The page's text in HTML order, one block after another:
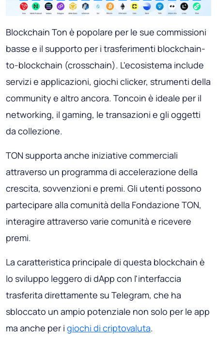
Blockchain Ton è popolare per le sue commissioni
basse e il supporto per i trasferimenti blockchain-
to-blockchain (crosschain). L'ecosistema include
servizi e applicazioni, giochi clicker, strumenti della
community e altro ancora. Toncoin è ideale per il
networking, il gaming, le transazioni e gli oggetti
da collezione.
TON supporta anche iniziative commerciali
attraverso un programma di accelerazione della
crescita, sovvenzioni e premi. Gli utenti possono
partecipare alla comunità della Fondazione TON,
interagire attraverso varie comunità e ricevere
premi.
La caratteristica principale di questa blockchain è
lo sviluppo leggero di dApp con l'interfaccia
trasferita direttamente su Telegram, che ha
sbloccato un ampio potenziale non solo per le app
ma anche per i giochi di criptovaluta.